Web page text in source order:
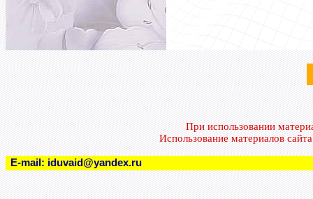
При использовании
Использование материалов
E-mail: iduvaid@yandex.ru